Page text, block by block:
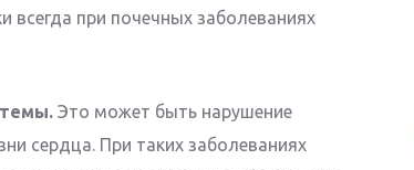
всегда при почечных заболеваниях
Это может быть нарушение
сердца. При таких заболеваниях